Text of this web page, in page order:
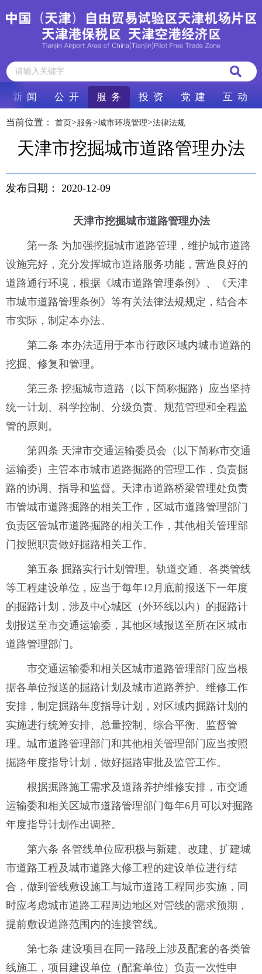
新 闻 公 开 服 务 投 资 党 建 互 动
当前位置： 首页>服务>城市环境管理>法律法规
天津市挖掘城市道路管理办法
发布日期： 2020-12-09
天津市挖掘城市道路管理办法
第一条 为加强挖掘城市道路管理，维护城市道路
设施完好，充分发挥城市道路服务功能，营造良好的
道路通行环境，根据《城市道路管理条例》、《天津
市城市道路管理条例》等有关法律法规规定，结合本
市实际，制定本办法。
第二条 本办法适用于本市行政区域内城市道路的
挖掘、修复和管理。
第三条 挖掘城市道路（以下简称掘路）应当坚持
统一计划、科学控制、分级负责、规范管理和全程监
管的原则。
第四条 天津市交通运输委员会（以下简称市交通
运输委）主管本市城市道路掘路的管理工作，负责掘
路的协调、指导和监督。天津市道路桥梁管理处负责
市管城市道路掘路的相关工作，区城市道路管理部门
负责区管城市道路掘路的相关工作，其他相关管理部
门按照职责做好掘路相关工作。
第五条 掘路实行计划管理。轨道交通、各类管线
等工程建设单位，应当于每年12月底前报送下一年度
的掘路计划，涉及中心城区（外环线以内）的掘路计
划报送至市交通运输委，其他区域报送至所在区城市
道路管理部门。
市交通运输委和相关区城市道路管理部门应当根
据各单位报送的掘路计划及城市道路养护、维修工作
安排，制定掘路年度指导计划，对区域内掘路计划的
实施进行统筹安排、总量控制、综合平衡、监督管
理。城市道路管理部门和其他相关管理部门应当按照
掘路年度指导计划，做好掘路审批及监管工作。
根据掘路施工需求及道路养护维修安排，市交通
运输委和相关区城市道路管理部门每年6月可以对掘路
年度指导计划作出调整。
第六条 各管线单位应积极与新建、改建、扩建城
市道路工程及城市道路大修工程的建设单位进行结
合，做到管线敷设施工与城市道路工程同步实施，同
时应考虑城市道路工程周边地区对管线的需求预期，
提前敷设道路范围内的连接管线。
第七条 建设项目在同一路段上涉及配套的各类管
线施工，项目建设单位（配套单位）负责一次性申